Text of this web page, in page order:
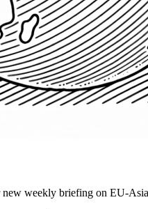
weekly briefing on EU-